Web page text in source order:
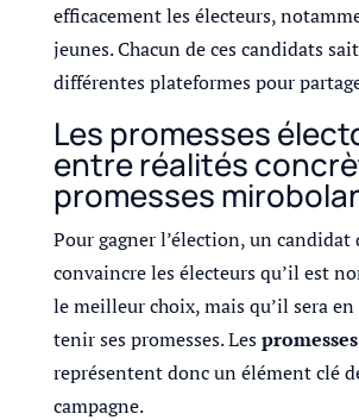
efficacement les électeurs,
jeunes. Chacun de ces candidats
différentes plateformes pour
Les promesses
entre réalités
promesses
Pour gagner l’élection, un candidat
convaincre les électeurs qu’il est
le meilleur choix, mais qu’il sera en
tenir ses promesses. Les
représentent donc un élément clé
campagne.